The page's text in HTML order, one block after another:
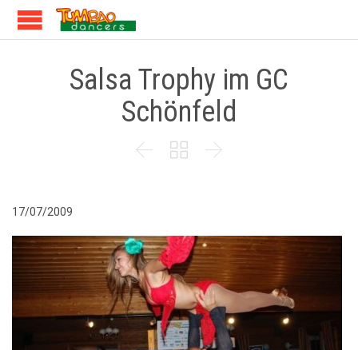
Salsa Trophy im GC
Schönfeld
  
17/07/2009